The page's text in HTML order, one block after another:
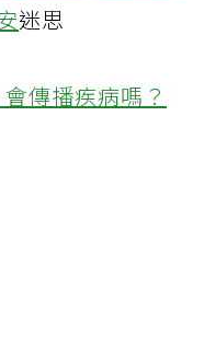
迷思
傳播疾病嗎？